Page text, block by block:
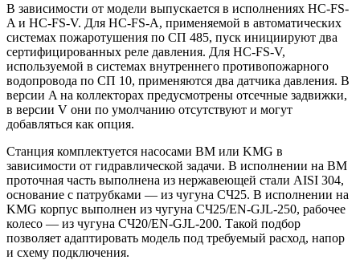
В зависимости от модели выпускается в исполнениях HC-FS-
A и HC-FS-V. Для HC-FS-A, применяемой в автоматических
системах пожаротушения по СП 485, пуск инициируют два
сертифицированных реле давления. Для HC-FS-V,
используемой в системах внутреннего противопожарного
водопровода по СП 10, применяются два датчика давления. В
версии A на коллекторах предусмотрены отсечные задвижки,
в версии V они по умолчанию отсутствуют и могут
добавляться как опция.
Станция комплектуется насосами BM или KMG в
зависимости от гидравлической задачи. В исполнении на BM
проточная часть выполнена из нержавеющей стали AISI 304,
основание с патрубками — из чугуна СЧ25. В исполнении на
KMG корпус выполнен из чугуна СЧ25/EN-GJL-250, рабочее
колесо — из чугуна СЧ20/EN-GJL-200. Такой подбор
позволяет адаптировать модель под требуемый расход, напор
и схему подключения.